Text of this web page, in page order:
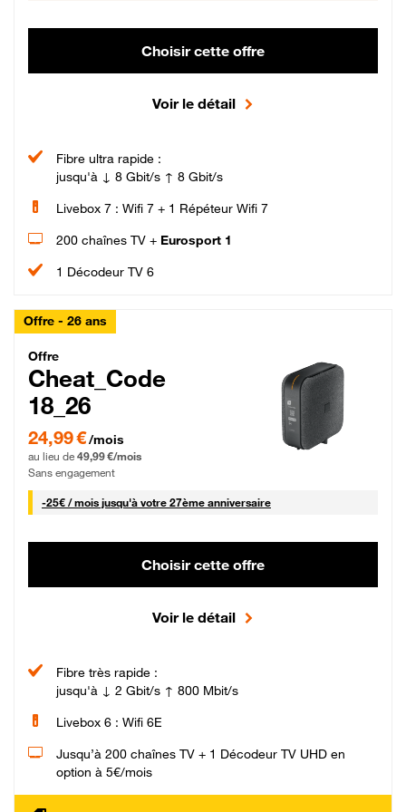
Choisir cette offre
Voir le détail
Fibre ultra rapide :
jusqu'à ↓ 8 Gbit/s ↑ 8 Gbit/s
Livebox 7 : Wifi 7 + 1 Répéteur Wifi 7
200 chaînes TV + Eurosport 1
1 Décodeur TV 6
Offre - 26 ans
Cheat_Code Fibre_18_26
Offre
Cheat_Code
18_26
24,99 € par mois pendant 0 mois puis 49,99 € par mois, Sans engagement
24,99 €/mois
au lieu de 49,99 €/mois
Sans engagement
-25€ / mois25 € par mois
jusqu'à votre 27ème anniversaire
Choisir cette offre
Voir le détail
Fibre très rapide :
jusqu'à ↓ 2 Gbit/s ↑ 800 Mbit/s
Livebox 6 : Wifi 6E
Jusqu’à 200 chaînes TV + 1 Décodeur TV UHD en
option à 5€/mois